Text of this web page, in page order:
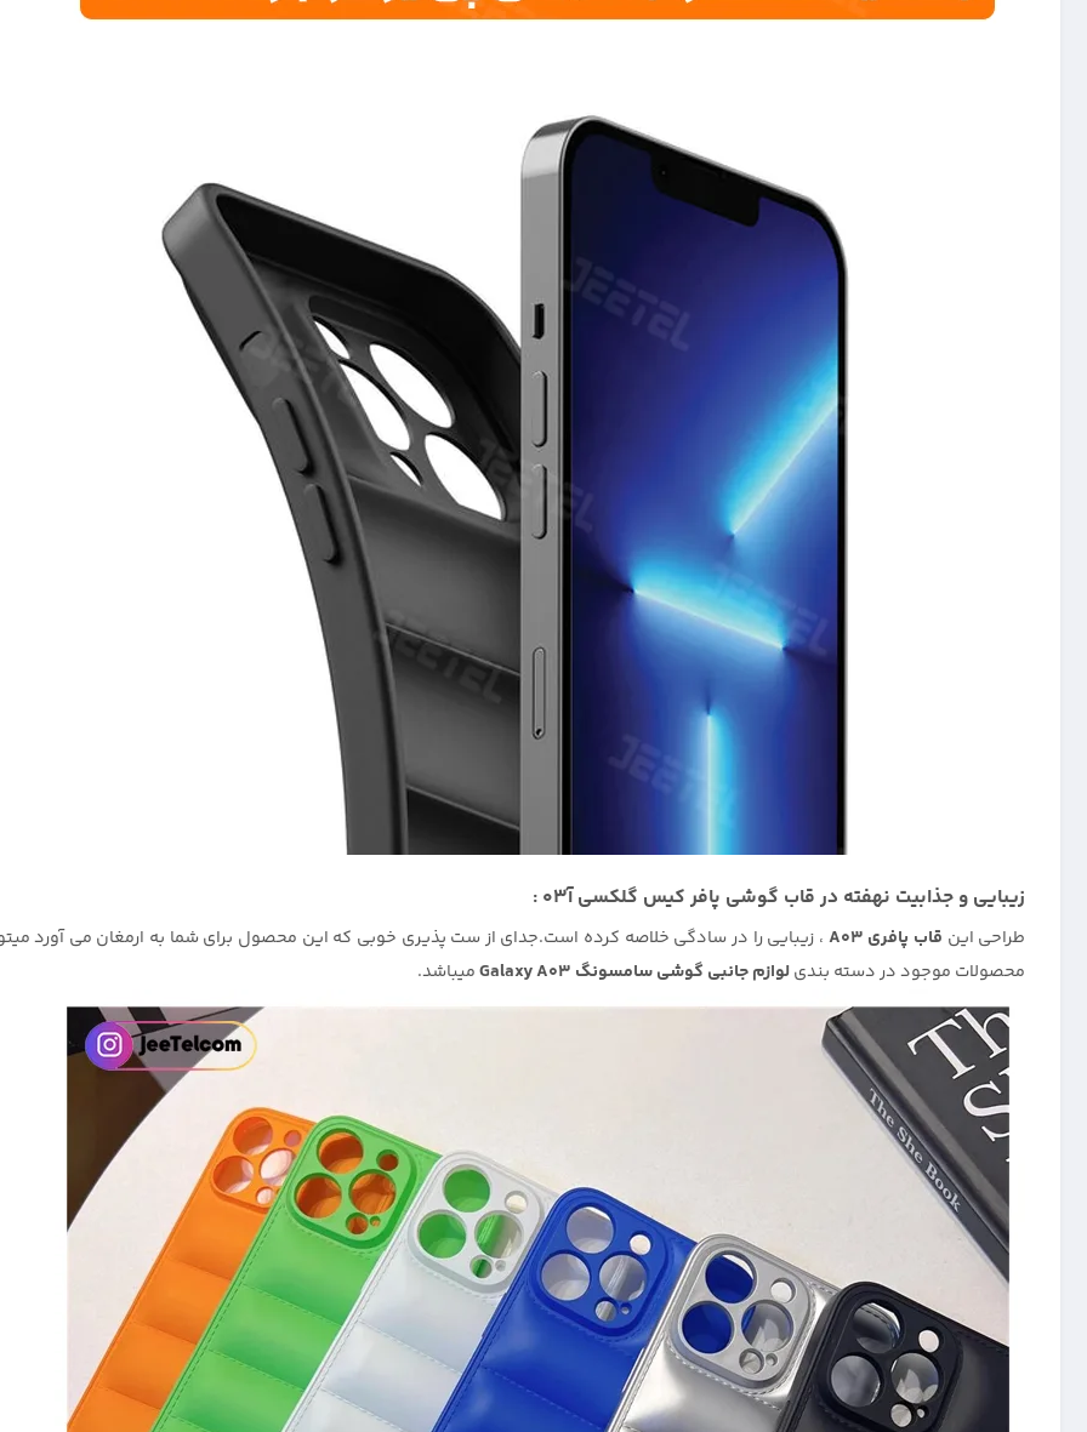
زیبایی و جذابیت نهفته در قاب گوشی پافر کیس گلکسی آ03 :
طراحی این قاب پافری A03
، زیبایی را در سادگی خلاصه کرده است.جدای از ست پذیری خوبی که این محصول برای شما به ارمغان می آورد
محصولات موجود در دسته بندیلوازم جانبی گوشی سامسونگ Galaxy A03 میباشد.